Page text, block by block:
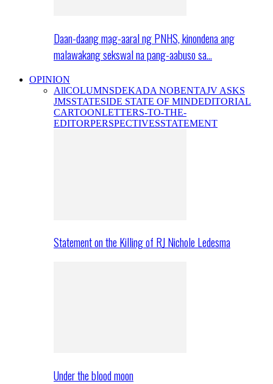
Daan-daang mag-aaral ng PNHS, kinondena ang
malawakang sekswal na pang-aabuso sa…
OPINION
AllCOLUMNSDEKADA NOBENTAJV ASKS
JMSSTATESIDE STATE OF MINDEDITORIAL
CARTOONLETTERS-TO-THE-
EDITORPERSPECTIVESSTATEMENT
Statement on the Killing of RJ Nichole Ledesma
Under the blood moon